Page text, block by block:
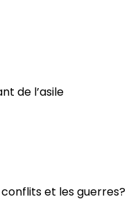
de l’asile
et les guerres?